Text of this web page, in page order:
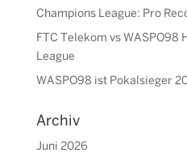
Champions League: Pro
FTC Telekom vs WASPO98
League
WASPO98 ist Pokalsieger
Archiv
Juni 2026